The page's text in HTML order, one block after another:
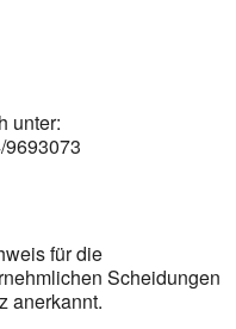
unter:
9693073
für die
Scheidungen
anerkannt.